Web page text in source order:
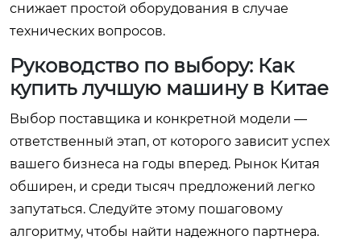
снижает простой оборудования в случае
технических вопросов.
Руководство по выбору: Как
купить лучшую машину в Китае
Выбор поставщика и конкретной модели —
ответственный этап, от которого зависит успех
вашего бизнеса на годы вперед. Рынок Китая
обширен, и среди тысяч предложений легко
запутаться. Следуйте этому пошаговому
алгоритму, чтобы найти надежного партнера.